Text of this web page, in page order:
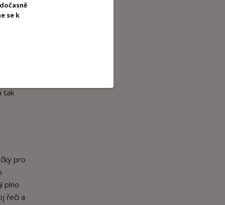
tak
pro
plno
řeči a
se k